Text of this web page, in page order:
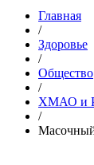
Главная
/
Здоровье
/
Общество
/
ХМАО и
/